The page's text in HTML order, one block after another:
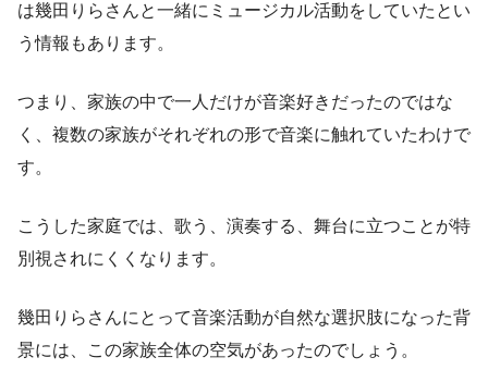
は幾田りらさんと一緒にミュージカル活動をしていたとい
う情報もあります。
つまり、家族の中で一人だけが音楽好きだったのではな
く、複数の家族がそれぞれの形で音楽に触れていたわけで
す。
こうした家庭では、歌う、演奏する、舞台に立つことが特
別視されにくくなります。
幾田りらさんにとって音楽活動が自然な選択肢になった背
景には、この家族全体の空気があったのでしょう。